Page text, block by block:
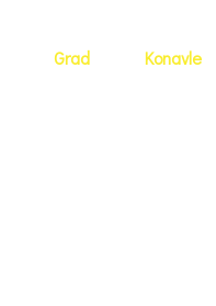
Grad Konavle